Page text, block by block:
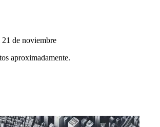
de noviembre
aproximadamente.